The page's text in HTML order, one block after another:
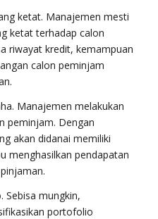
ketat. Manajemen mesti
ketat terhadap calon
riwayat kredit, kemampuan
calon peminjam
Manajemen melakukan
peminjam. Dengan
akan didanai memiliki
menghasilkan pendapatan
Sebisa mungkin,
portofolio